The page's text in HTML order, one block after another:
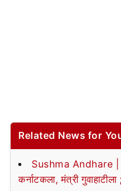
Related News for
Sushma Andhare |
कर्नाटकला, मंत्री